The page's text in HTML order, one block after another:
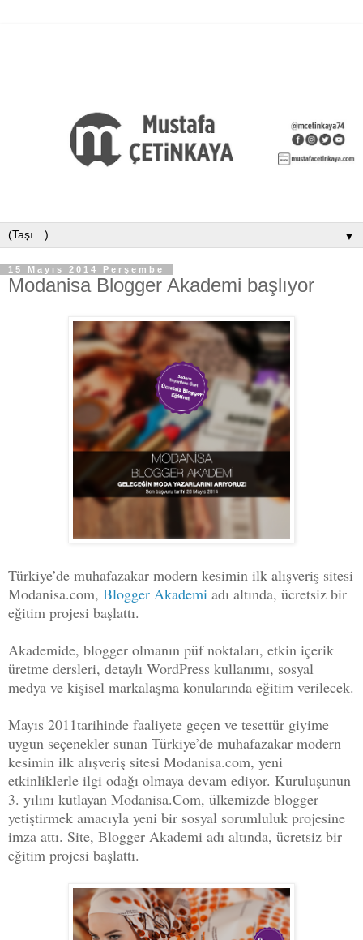
▼
15 Mayıs 2014 Perşembe
Modanisa Blogger Akademi başlıyor
Türkiye’de muhafazakar modern kesimin ilk alışveriş sitesi
Modanisa.com, Blogger Akademi adı altında, ücretsiz bir
eğitim projesi başlattı.
Akademide, blogger olmanın püf noktaları, etkin içerik
üretme dersleri, detaylı WordPress kullanımı, sosyal
medya ve kişisel markalaşma konularında eğitim verilecek.
Mayıs 2011tarihinde faaliyete geçen ve tesettür giyime
uygun seçenekler sunan Türkiye’de muhafazakar modern
kesimin ilk alışveriş sitesi Modanisa.com, yeni
etkinliklerle ilgi odağı olmaya devam ediyor. Kuruluşunun
3. yılını kutlayan Modanisa.Com, ülkemizde blogger
yetiştirmek amacıyla yeni bir sosyal sorumluluk projesine
imza attı. Site, Blogger Akademi adı altında, ücretsiz bir
eğitim projesi başlattı.